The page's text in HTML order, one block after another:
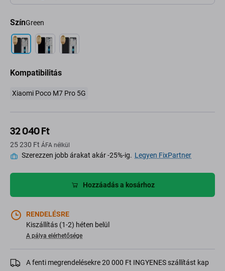
SzínGreen
Kompatibilitás
Xiaomi Poco M7 Pro 5G
32 040 Ft
25 230 Ft ÁFA nélkül
Szerezzen jobb árakat akár -25%-ig. Legyen FixPartner
Hozzáadás a kosárhoz
RENDELÉSRE
Kiszállítás (1-2) héten belül
A pálya elérhetősége
A fenti megrendelésekre 20 000 Ft INGYENES szállítást kap